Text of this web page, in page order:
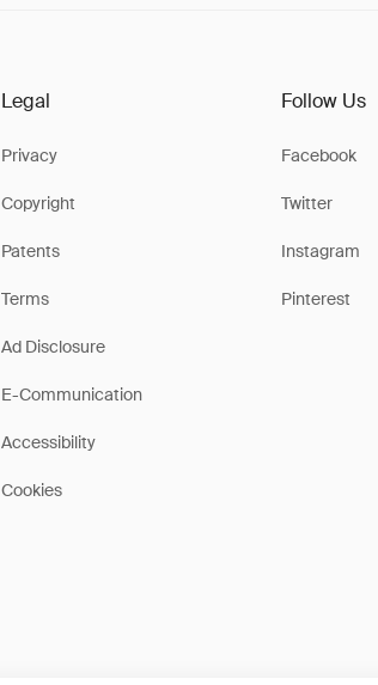
Legal
Privacy
Copyright
Patents
Terms
Ad Disclosure
E-Communication
Accessibility
Cookies
Follow Us
Facebook
Twitter
Instagram
Pinterest